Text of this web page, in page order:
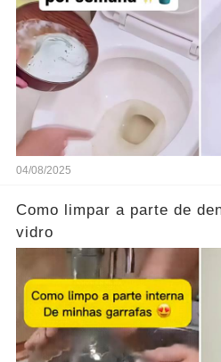
04/08/2025
Como limpar a parte de
vidro